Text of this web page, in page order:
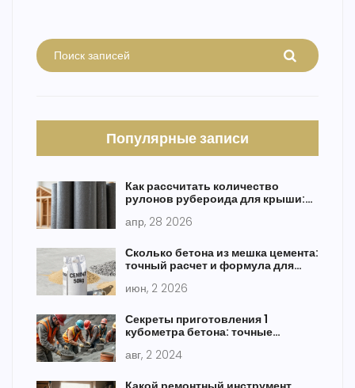
Популярные записи
Как рассчитать количество
рулонов рубероида для крыши:
апр, 28 2026
Сколько бетона из мешка цемента:
точный расчет и формула для
июн, 2 2026
Секреты приготовления 1
кубометра бетона: точные
авг, 2 2024